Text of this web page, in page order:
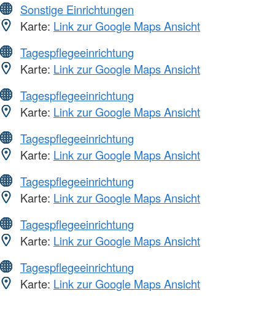
Sonstige Einrichtungen
Karte: Link zur Google Maps Ansicht
Tagespflegeeinrichtung
Karte: Link zur Google Maps Ansicht
Tagespflegeeinrichtung
Karte: Link zur Google Maps Ansicht
Tagespflegeeinrichtung
Karte: Link zur Google Maps Ansicht
Tagespflegeeinrichtung
Karte: Link zur Google Maps Ansicht
Tagespflegeeinrichtung
Karte: Link zur Google Maps Ansicht
Tagespflegeeinrichtung
Karte: Link zur Google Maps Ansicht